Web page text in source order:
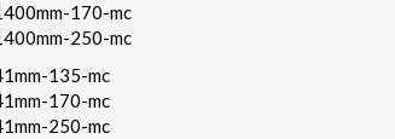
170-mc
250-mc
135-mc
170-mc
250-mc